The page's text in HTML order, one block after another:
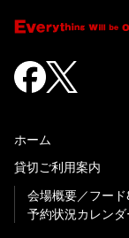
ホーム
貸切ご利用案内
会場概要
フー
予約状況カレンダ